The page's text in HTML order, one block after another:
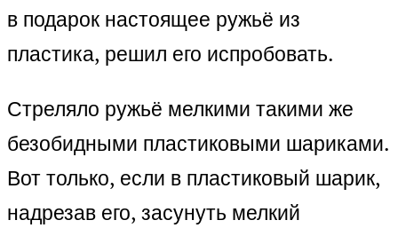
в подарок настоящее ружьё из
пластика, решил его испробовать.
Стреляло ружьё мелкими такими же
безобидными пластиковыми шариками.
Вот только, если в пластиковый шарик,
надрезав его, засунуть мелкий